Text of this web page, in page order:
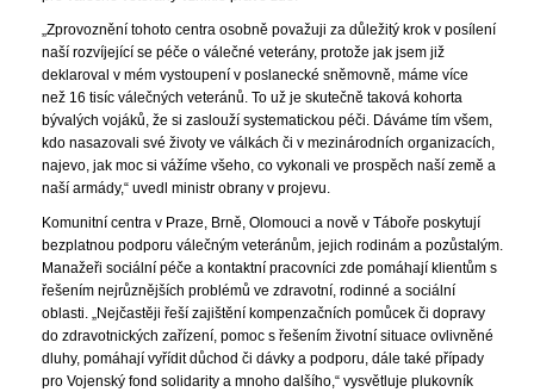
„Zprovoznění tohoto centra osobně považuji za důležitý krok v posílení
naší rozvíjející se péče o válečné veterány, protože jak jsem již
deklaroval v mém vystoupení v poslanecké sněmovně, máme více
než 16 tisíc válečných veteránů. To už je skutečně taková kohorta
bývalých vojáků, že si zaslouží systematickou péči. Dáváme tím všem,
kdo nasazovali své životy ve válkách či v mezinárodních organizacích,
najevo, jak moc si vážíme všeho, co vykonali ve prospěch naší země a
naší armády,“ uvedl ministr obrany v projevu.
Komunitní centra v Praze, Brně, Olomouci a nově v Táboře poskytují
bezplatnou podporu válečným veteránům, jejich rodinám a pozůstalým.
Manažeři sociální péče a kontaktní pracovníci zde pomáhají klientům s
řešením nejrůznějších problémů ve zdravotní, rodinné a sociální
oblasti. „Nejčastěji řeší zajištění kompenzačních pomůcek či dopravy
do zdravotnických zařízení, pomoc s řešením životní situace ovlivněné
dluhy, pomáhají vyřídit důchod či dávky a podporu, dále také případy
pro Vojenský fond solidarity a mnoho dalšího,“ vysvětluje plukovník